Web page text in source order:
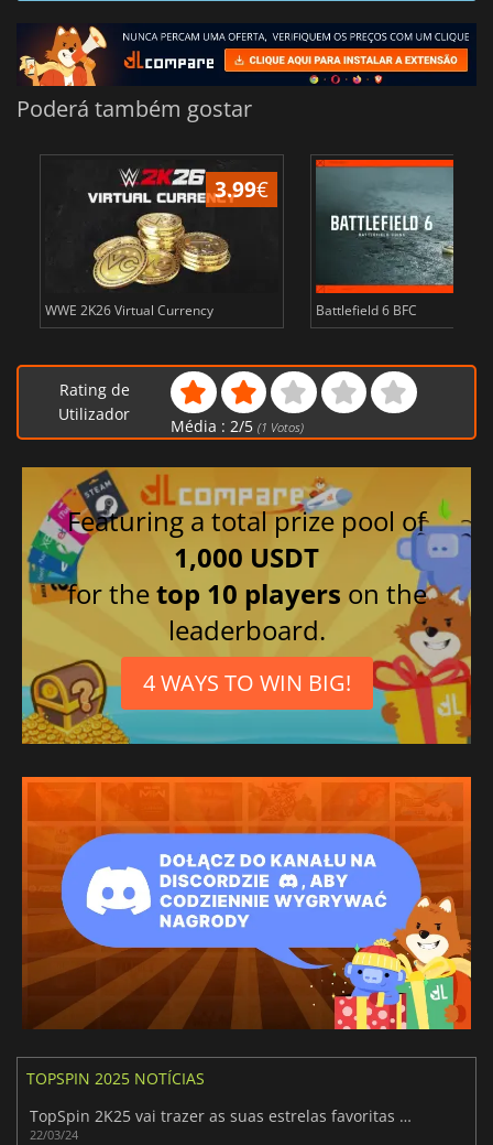
Poderá também gostar
3.99€
WWE 2K26 Virtual Currency Battlefield 6 BFC
Rating de
Utilizador
Média : 2/5 (1 Votos)
Featuring a total prize pool of
1,000 USDT
for thetop 10 players on the
leaderboard.
4 WAYS TO WIN BIG!
TOPSPIN 2025 NOTÍCIAS
TopSpin 2K25 vai trazer as suas estrelas favoritas para o campo
22/03/24